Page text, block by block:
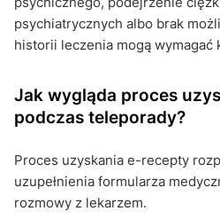
psychiatrycznych albo brak
historii leczenia mogą wymagać
Jak wygląda proces
podczas teleporady?
Proces uzyskania e-recepty
uzupełnienia formularza
rozmowy z lekarzem.